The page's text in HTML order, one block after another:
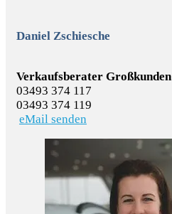
Daniel Zschiesche
Verkaufsberater Großkunden
03493 374 117
03493 374 119
eMail senden